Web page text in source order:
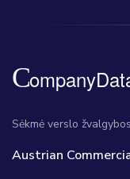
Sėkmė verslo
Austrian